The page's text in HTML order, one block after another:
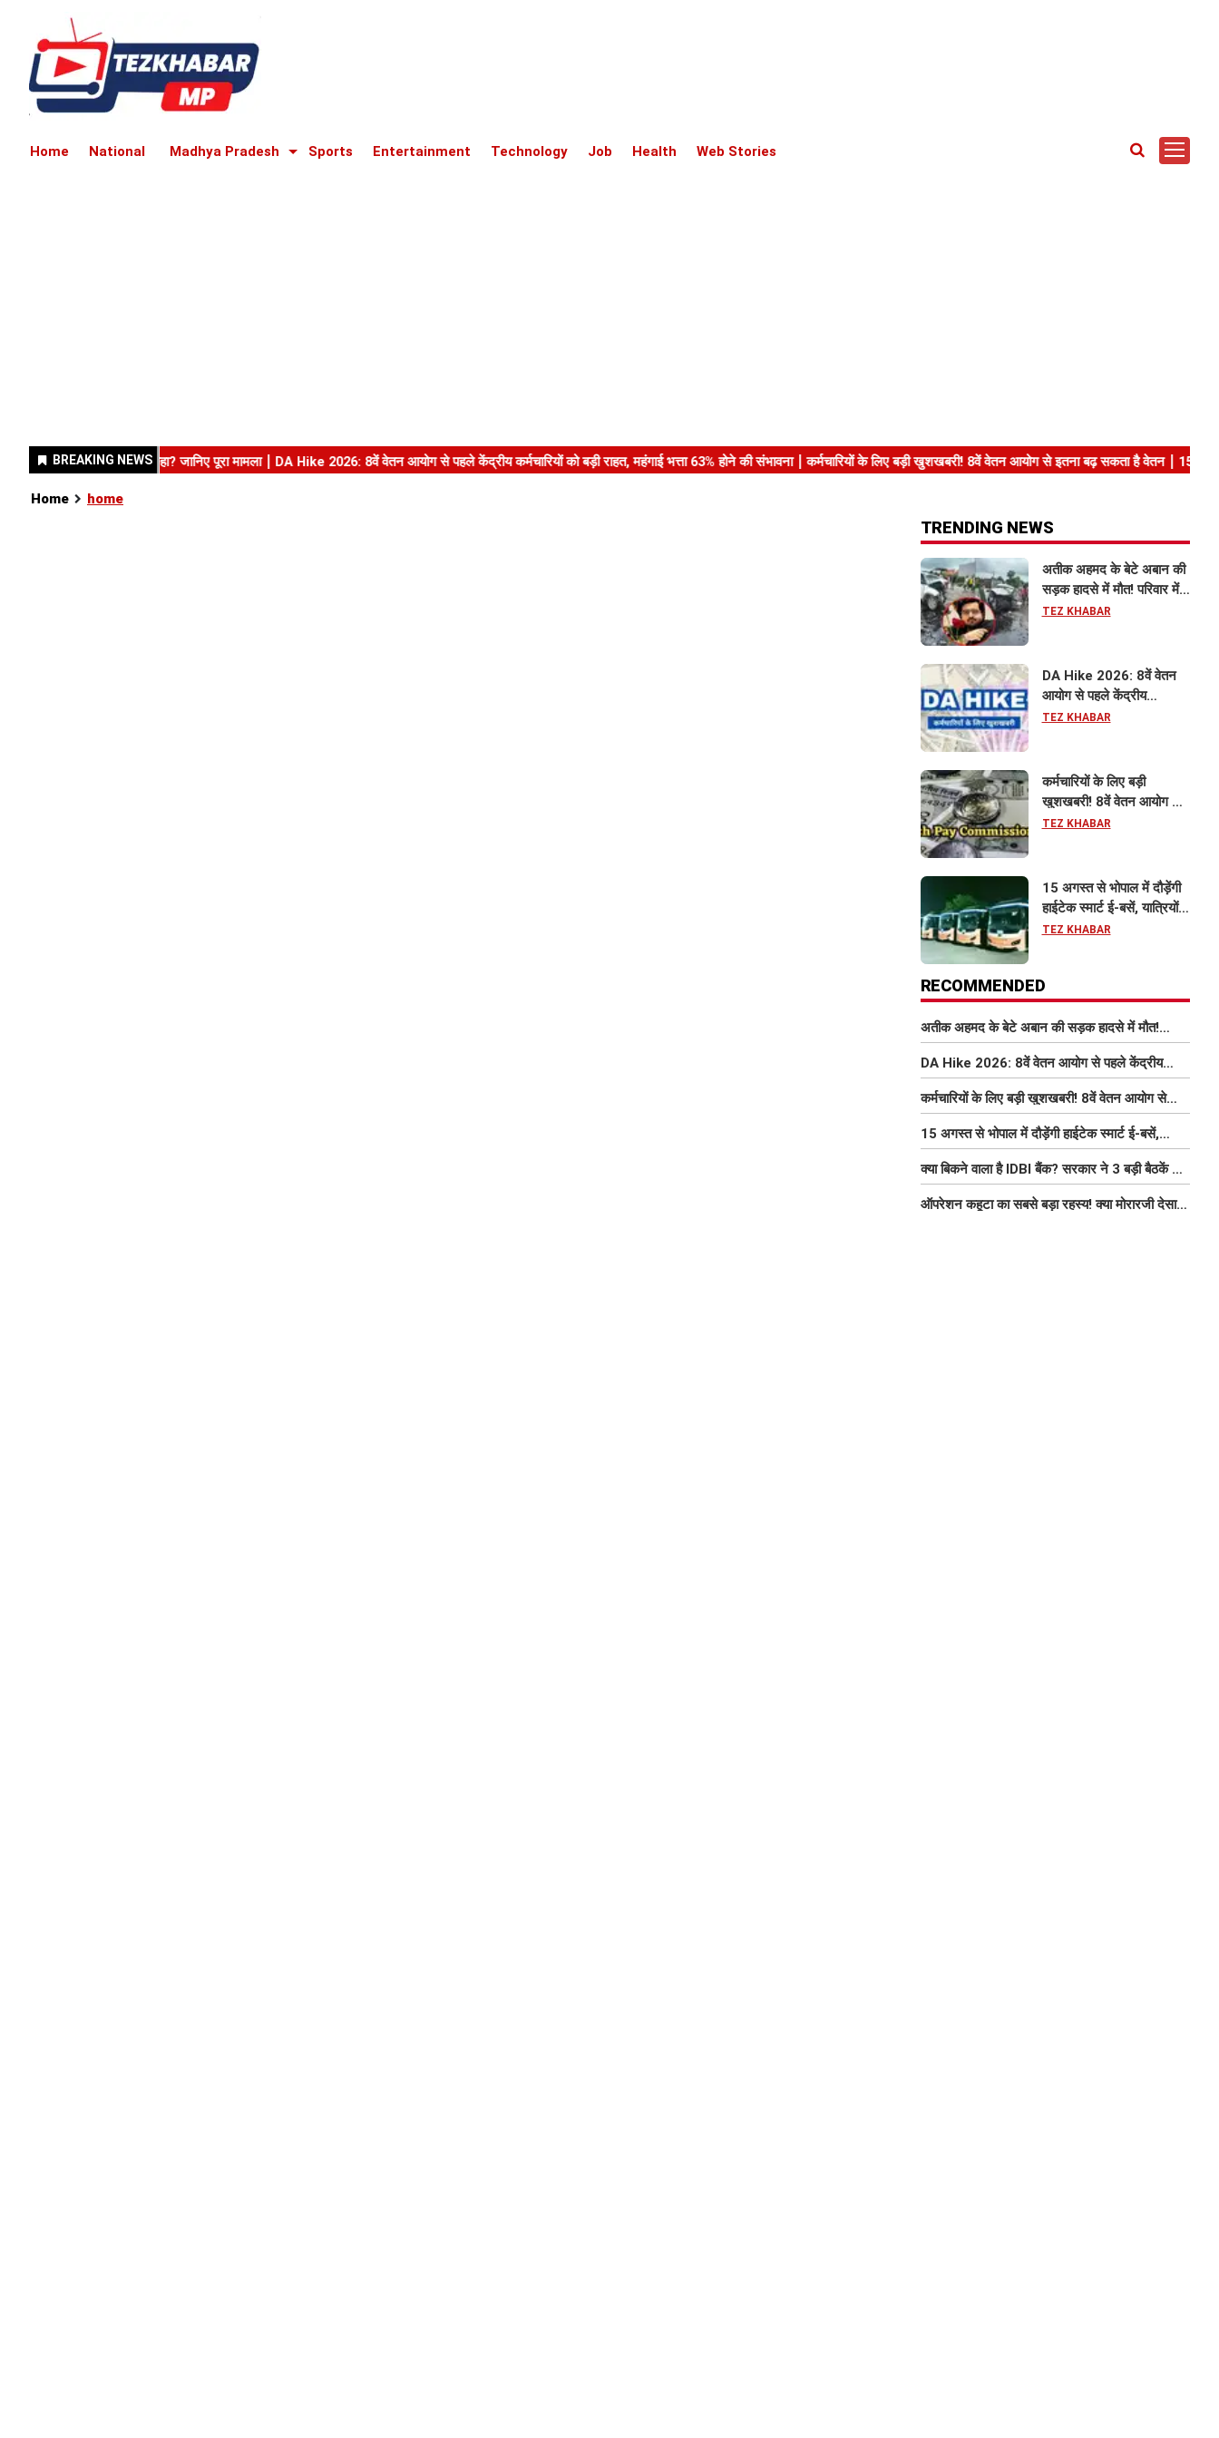
Home National Madhya Pradesh Sports Entertainment Technology Job Health Web Stories
Home home
TRENDING NEWS
अतीक अहमद के बेटे अबान की
सड़क हादसे में मौत! परिवार में
मातम, भाई एहजाम ने क्या कहा?
TEZ KHABAR
DA Hike 2026: 8वें वेतन
आयोग से पहले केंद्रीय
कर्मचारियों को बड़ी राहत, महंगाई
TEZ KHABAR
कर्मचारियों के लिए बड़ी
खुशखबरी! 8वें वेतन आयोग से
इतना बढ़ सकता है वेतन
TEZ KHABAR
15 अगस्त से भोपाल में दौड़ेंगी
हाईटेक स्मार्ट ई-बसें, यात्रियों
को मिलेंगी फ्री Wi-Fi समेत
TEZ KHABAR
RECOMMENDED
अतीक अहमद के बेटे अबान की सड़क हादसे में मौत!
परिवार में मातम, भाई एहजाम ने क्या कहा? जानिए पूरा
मामला
DA Hike 2026: 8वें वेतन आयोग से पहले केंद्रीय
कर्मचारियों को बड़ी राहत, महंगाई भत्ता 63% होने की
संभावना
कर्मचारियों के लिए बड़ी खुशखबरी! 8वें वेतन आयोग से
इतना बढ़ सकता है वेतन
15 अगस्त से भोपाल में दौड़ेंगी हाईटेक स्मार्ट ई-बसें,
यात्रियों को मिलेंगी फ्री Wi-Fi समेत आधुनिक सुविधा
क्या बिकने वाला है IDBI बैंक? सरकार ने 3 बड़ी बैठकें कीं,
निजीकरण की डील पर बढ़ी हलचल
ऑपरेशन कहूटा का सबसे बड़ा रहस्य! क्या मोरारजी देसाई